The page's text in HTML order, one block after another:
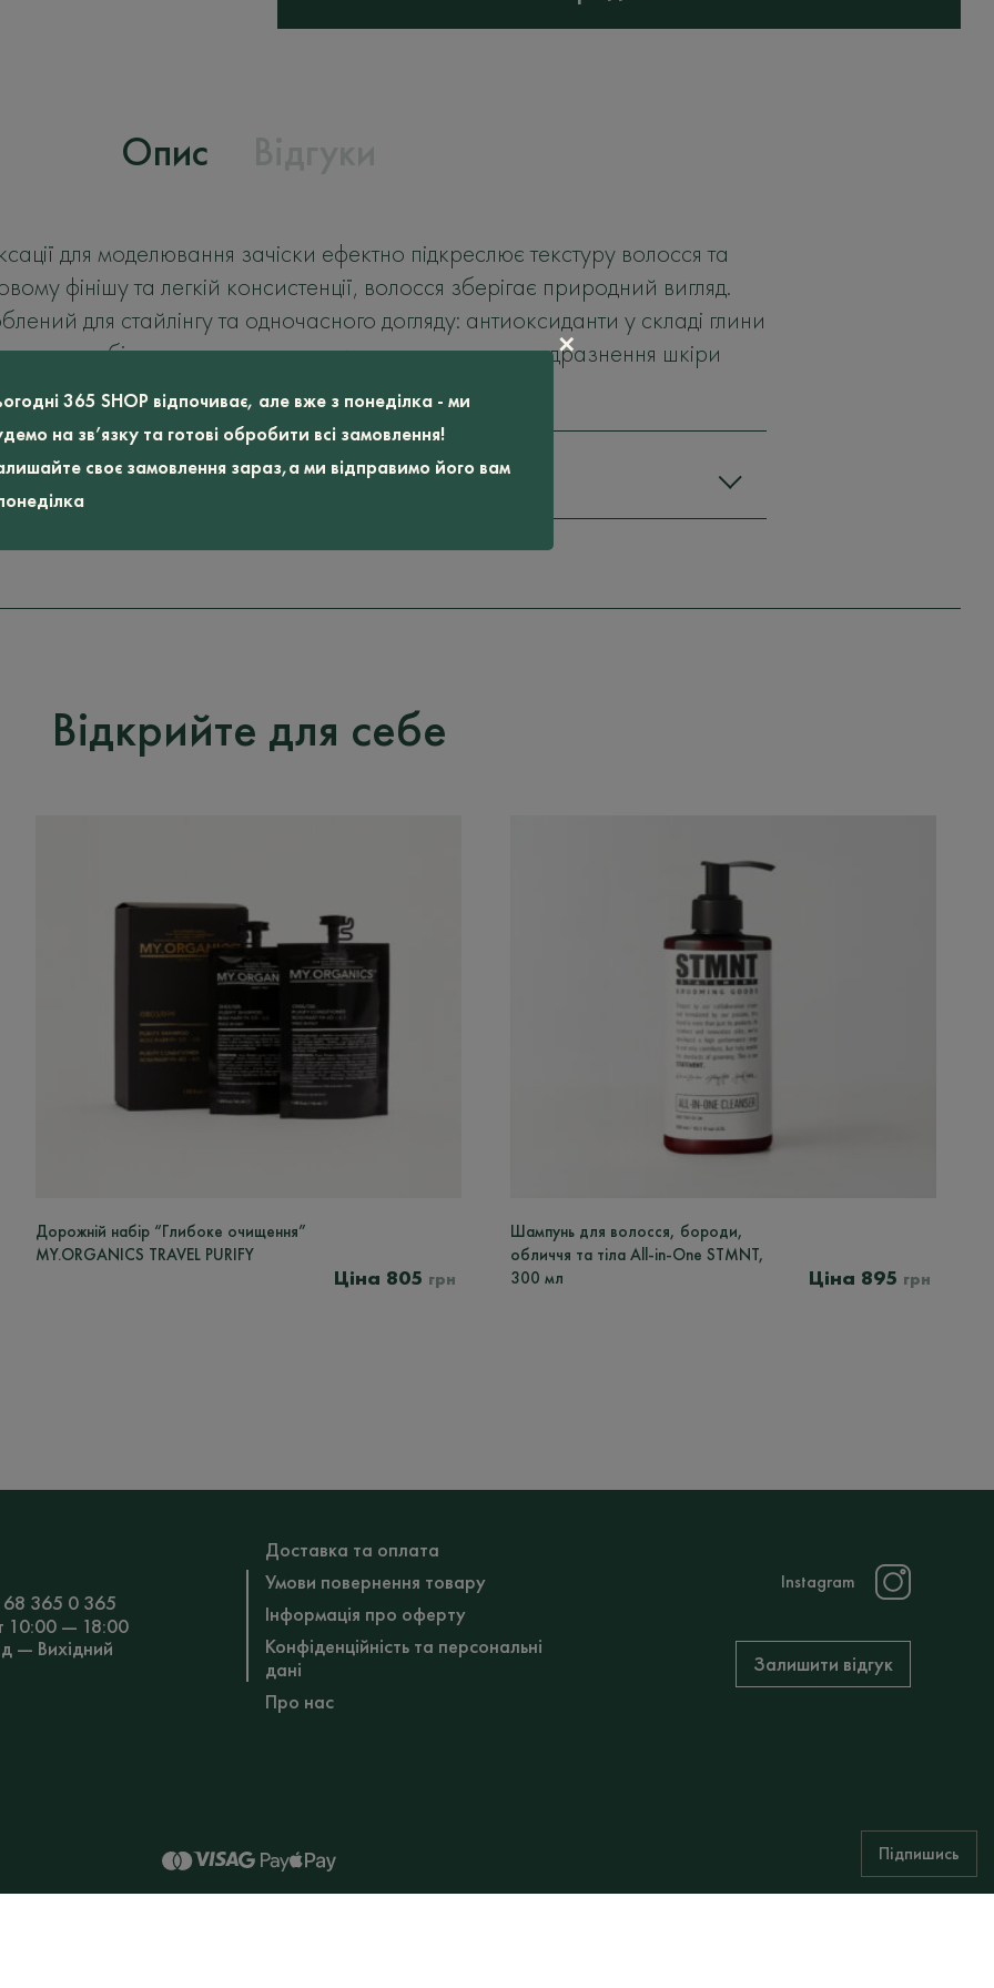
365 SHOP відпочиває, але вже з понеділка - ми
на зв’язку та готові обробити всі замовлення!
своє замовлення зараз,а ми відправимо його вам
✕
Опис
для моделювання зачіски ефектно підкреслює текстуру волосся та
фінішу та легкій консистенції, волосся зберігає природний вигляд.
для стайлінгу та одночасного догляду: антиоксиданти у складі глини
запобігають утворенню лупи та заспокоюють подразнення шкіри
волосся.
Відкрийте для себе
Дорожній набір “Глибоке очищення”
MY.ORGANICS TRAVEL PURIFY
805 грн
Шампунь для волосся, бороди,
обличчя та тіла All-in-One STMNT,
300 мл
895 грн
365 0 365
10:00 — 18:00
— Вихідний
Доставка та оплата
Умови повернення товару
Інформація про оферту
Конфіденційність та персональні
дані
Про нас
Instagram
Залишити відгук
Підпишись